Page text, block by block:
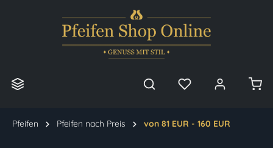
Pfeifen Pfeifen nach Preis von 81 EUR - 160 EUR